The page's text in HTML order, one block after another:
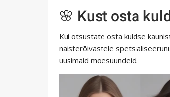
🌸 Kust osta
Kui otsustate osta kuldse
naisterõivastele
uusimaid moesuundeid.